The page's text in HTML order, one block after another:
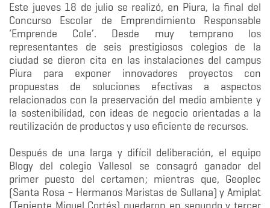
Este jueves 18 de julio se realizó, en Piura, la final del
Concurso Escolar de Emprendimiento Responsable
‘Emprende Cole’. Desde muy temprano los
representantes de seis prestigiosos colegios de la
ciudad se dieron cita en las instalaciones del campus
Piura para exponer innovadores proyectos con
propuestas de soluciones efectivas a aspectos
relacionados con la preservación del medio ambiente y
la sostenibilidad, con ideas de negocio orientadas a la
reutilización de productos y uso eficiente de recursos.
Después de una larga y difícil deliberación, el equipo
Blogy del colegio Vallesol se consagró ganador del
primer puesto del certamen; mientras que, Geoplec
(Santa Rosa – Hermanos Maristas de Sullana) y Amiplat